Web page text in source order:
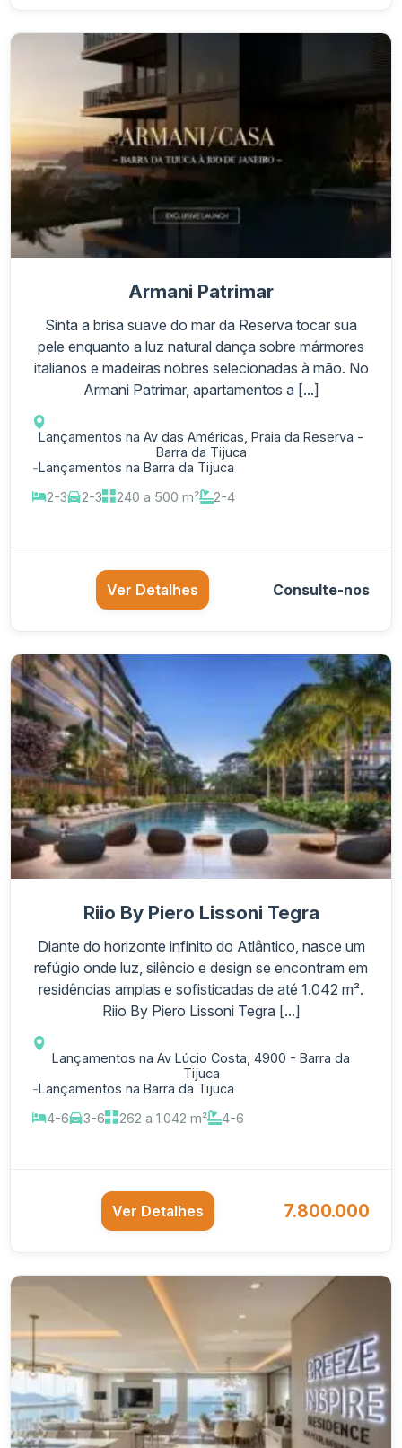
Armani Patrimar
Sinta a brisa suave do mar da Reserva tocar sua
pele enquanto a luz natural dança sobre mármores
italianos e madeiras nobres selecionadas à mão. No
Armani Patrimar, apartamentos a [...]
Lançamentos na Av das Américas, Praia da Reserva -
Barra da Tijuca
-Lançamentos na Barra da Tijuca
2-3
2-3 240 a 500 m² 2-4
Ver Detalhes Consulte-nos
Riio By Piero Lissoni Tegra
Diante do horizonte infinito do Atlântico, nasce um
refúgio onde luz, silêncio e design se encontram em
residências amplas e sofisticadas de até 1.042 m².
Riio By Piero Lissoni Tegra [...]
Lançamentos na Av Lúcio Costa, 4900 - Barra da
Tijuca
-Lançamentos na Barra da Tijuca
4-6
3-6 262 a 1.042 m² 4-6
Ver Detalhes 7.800.000